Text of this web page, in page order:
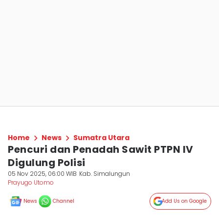
Home News Sumatra Utara
Pencuri dan Penadah Sawit PTPN IV
Digulung Polisi
05 Nov 2025, 06:00 WIB Kab. Simalungun
Prayugo Utomo
News Channel Add Us on Google